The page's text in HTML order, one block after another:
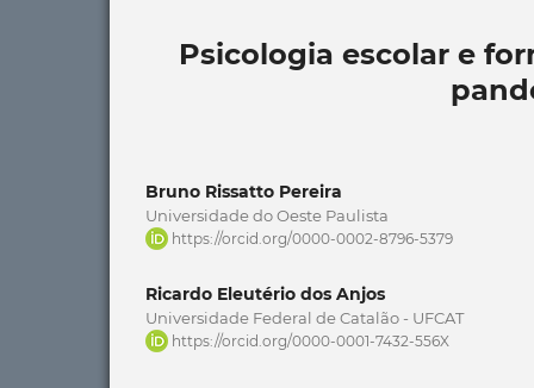
Psicologia escolar e
Bruno Rissatto Pereira
Universidade do Oeste Paulista
https://orcid.org/0000-0002-8796-5379
Ricardo Eleutério dos Anjos
Universidade Federal de Catalão - UFCAT
https://orcid.org/0000-0001-7432-556X